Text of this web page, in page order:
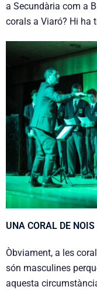
a Secundària com a
corals a Viaró? Hi ha
UNA CORAL DE NOIS
Òbviament, a les
són masculines
aquesta